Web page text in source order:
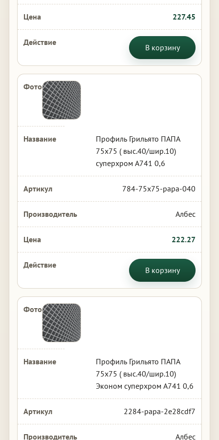
227.45
В корзину
Профиль Грильято ПАПА
75х75 ( выс.40/шир.10)
суперхром А741 0,6
784-75x75-papa-040
Албес
222.27
В корзину
Профиль Грильято ПАПА
75х75 ( выс.40/шир.10)
Эконом суперхром А741 0,6
2284-papa-2e28cdf7
Албес